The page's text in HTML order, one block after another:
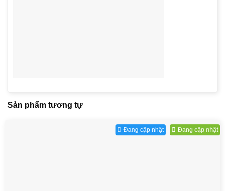
Sản phẩm tương tự
Đang cập nhật Đang cập nhật